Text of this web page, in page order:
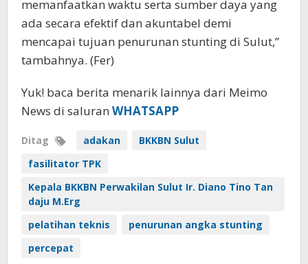
memanfaatkan waktu serta sumber daya yang
ada secara efektif dan akuntabel demi
mencapai tujuan penurunan stunting di Sulut,”
tambahnya. (Fer)
Yuk! baca berita menarik lainnya dari Meimo
News di saluran WHATSAPP
Ditag adakan
BKKBN Sulut
fasilitator TPK
Kepala BKKBN Perwakilan Sulut Ir. Diano Tino Tan
daju M.Erg
pelatihan teknis
penurunan angka stunting
percepat